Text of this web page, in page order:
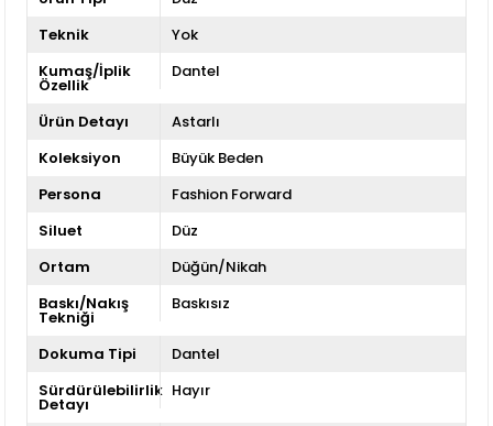
Teknik
Yok
Kumaş/İplik
Özellik
Dantel
Ürün Detayı
Astarlı
Koleksiyon
Büyük Beden
Persona
Fashion Forward
Siluet
Düz
Ortam
Düğün/Nikah
Baskı/Nakış
Tekniği
Baskısız
Dokuma Tipi
Dantel
Sürdürülebilirlik
Detayı
Hayır